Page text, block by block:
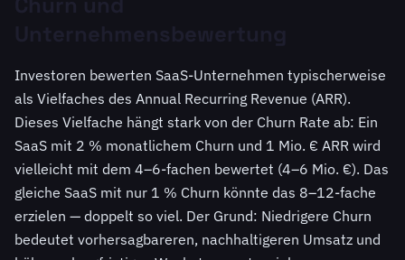
Investoren bewerten SaaS-Unternehmen typischerweise
als Vielfaches des Annual Recurring Revenue (ARR).
Dieses Vielfache hängt stark von der Churn Rate ab: Ein
SaaS mit 2 % monatlichem Churn und 1 Mio. € ARR wird
vielleicht mit dem 4–6-fachen bewertet (4–6 Mio. €). Das
gleiche SaaS mit nur 1 % Churn könnte das 8–12-fache
erzielen — doppelt so viel. Der Grund: Niedrigere Churn
bedeutet vorhersagbareren, nachhaltigeren Umsatz und